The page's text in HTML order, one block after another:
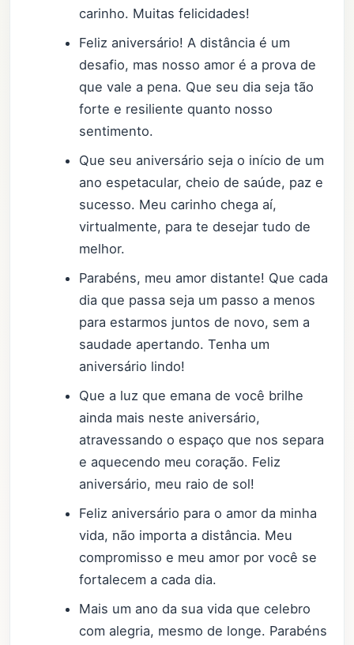
carinho. Muitas felicidades!
Feliz aniversário! A distância é um
desafio, mas nosso amor é a prova de
que vale a pena. Que seu dia seja tão
forte e resiliente quanto nosso
sentimento.
Que seu aniversário seja o início de um
ano espetacular, cheio de saúde, paz e
sucesso. Meu carinho chega aí,
virtualmente, para te desejar tudo de
melhor.
Parabéns, meu amor distante! Que cada
dia que passa seja um passo a menos
para estarmos juntos de novo, sem a
saudade apertando. Tenha um
aniversário lindo!
Que a luz que emana de você brilhe
ainda mais neste aniversário,
atravessando o espaço que nos separa
e aquecendo meu coração. Feliz
aniversário, meu raio de sol!
Feliz aniversário para o amor da minha
vida, não importa a distância. Meu
compromisso e meu amor por você se
fortalecem a cada dia.
Mais um ano da sua vida que celebro
com alegria, mesmo de longe. Parabéns